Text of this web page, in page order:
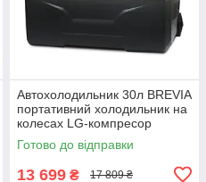
Автохолодильник 30л BREVIA
портативний холодильник на
колесах LG-компресор
пластиковий 12/24В 220В
(22725)
Готово до відправки
13 699 ₴ 17 809 ₴